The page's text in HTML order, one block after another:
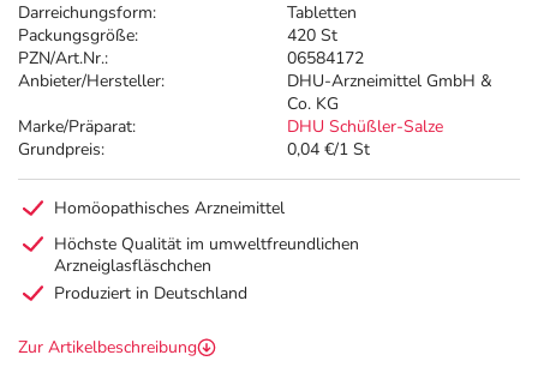
Darreichungsform:
Tabletten
Packungsgröße:
420 St
PZN/Art.Nr.:
06584172
Anbieter/Hersteller:
DHU-Arzneimittel GmbH &
Co. KG
Marke/Präparat:
DHU Schüßler-Salze
Grundpreis:
0,04 €/1 St
Homöopathisches Arzneimittel
Höchste Qualität im umweltfreundlichen
Arzneiglasfläschchen
Produziert in Deutschland
Zur Artikelbeschreibung